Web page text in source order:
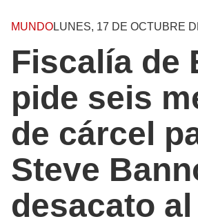
MUNDOLUNES, 17 DE OCTUBRE
Fiscalía de
pide seis
de cárcel
Steve
desacato al